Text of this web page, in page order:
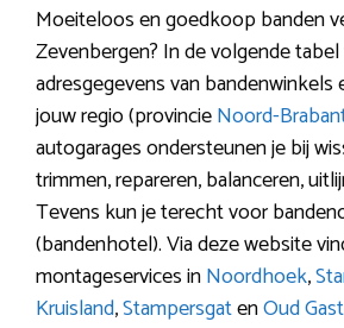
Moeiteloos en goedkoop banden
Zevenbergen? In de volgende
adresgegevens van bandenwinkels
jouw regio (provincieNoord-
autogarages ondersteunen je bij
trimmen, repareren, balanceren,
Tevens kun je terecht voor
(bandenhotel). Via deze website
montageservices inNoordhoek,
Kruisland,StampersgatenOud